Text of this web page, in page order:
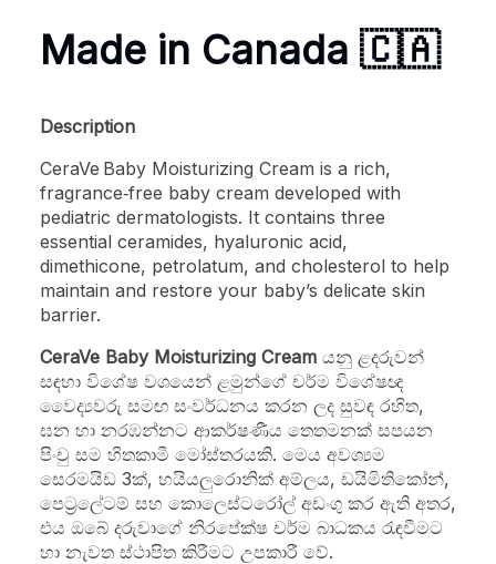
Made in Canada 🇨🇦
Description
CeraVe Baby Moisturizing Cream is a rich,
fragrance‑free baby cream developed with
pediatric dermatologists. It contains three
essential ceramides, hyaluronic acid,
dimethicone, petrolatum, and cholesterol to help
maintain and restore your baby’s delicate skin
barrier.
CeraVe Baby Moisturizing Cream යනු ළදරුවන්
සඳහා විශේෂ වශයෙන් ළමුන්ගේ චර්ම විශේෂඥ
වෛද්‍යවරු සමඟ සංවර්ධනය කරන ලද සුවඳ රහිත,
ඝන හා නරඹන්නට ආකර්ෂණීය තෙතමනක් සපයන
පිංචු සම හිතකාමී මෝස්තරයකි. මෙය අවශ්‍යම
සෙරමයිඩ 3ක්, හයියලුරොනික් අම්ලය, ඩයිමිතිකෝන්,
පෙට්‍රලේටම් සහ කොලෙස්ටරෝල් අඩංගු කර ඇති අතර,
එය ඔබේ දරුවාගේ නිරපේක්ෂ චර්ම බාධකය රැඳවීමට
හා නැවත ස්ථාපිත කිරීමට උපකාරී වේ.